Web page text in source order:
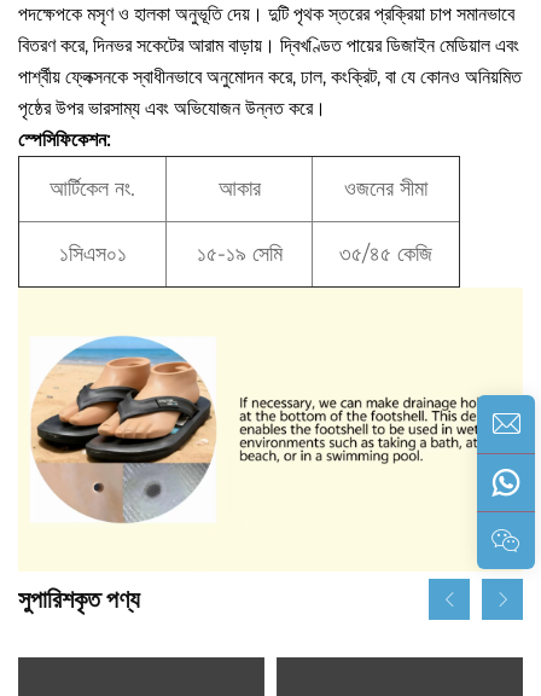
পদক্ষেপকে মসৃণ ও হালকা অনুভূতি দেয়। দুটি পৃথক স্তরের প্রক্রিয়া চাপ সমানভাবে
বিতরণ করে, দিনভর সকেটের আরাম বাড়ায়। দ্বিখণ্ডিত পায়ের ডিজাইন মেডিয়াল এবং
পার্শ্বীয় ফ্লেক্সনকে স্বাধীনভাবে অনুমোদন করে, ঢাল, কংক্রিট, বা যে কোনও অনিয়মিত
পৃষ্ঠের উপর ভারসাম্য এবং অভিযোজন উন্নত করে।
স্পেসিফিকেশন:
আর্টিকেল নং. আকার ওজনের সীমা
১সিএস০১ ১৫-১৯ সেমি ৩৫/৪৫ কেজি
সুপারিশকৃত পণ্য